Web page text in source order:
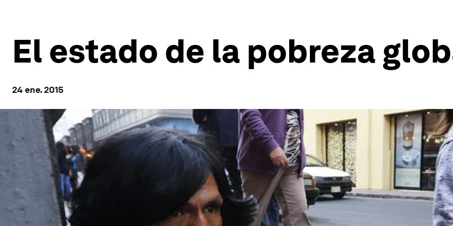
El estado de la pobreza
24 ene. 2015